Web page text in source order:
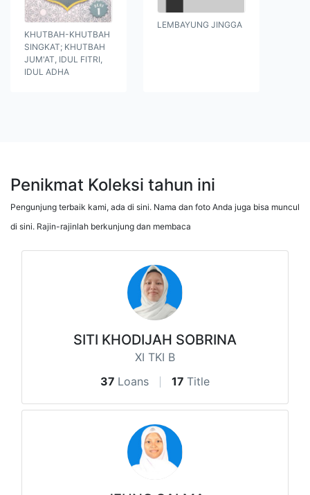
KHUTBAH-KHUTBAH
SINGKAT; KHUTBAH
JUM'AT, IDUL FITRI,
IDUL ADHA
LEMBAYUNG JINGGA
Penikmat Koleksi tahun ini
Pengunjung terbaik kami, ada di sini. Nama dan foto Anda juga bisa muncul
di sini. Rajin-rajinlah berkunjung dan membaca
SITI KHODIJAH SOBRINA
XI TKI B
37 Loans 17 Title